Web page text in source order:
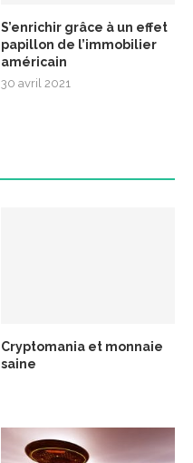
S’enrichir grâce à un effet
papillon de l’immobilier
américain
30 avril 2021
Cryptomania et monnaie
saine